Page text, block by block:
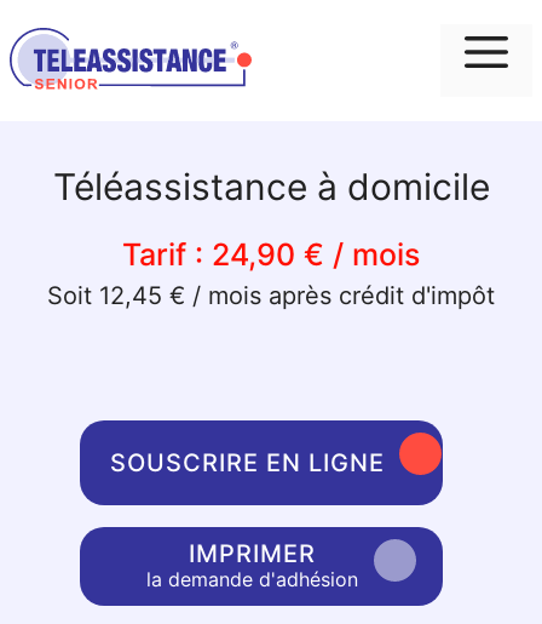
Téléassistance à domicile
Tarif : 24,90 € / mois
Soit 12,45 € / mois après crédit d'impôt
SOUSCRIRE EN LIGNE
IMPRIMER
la demande d'adhésion